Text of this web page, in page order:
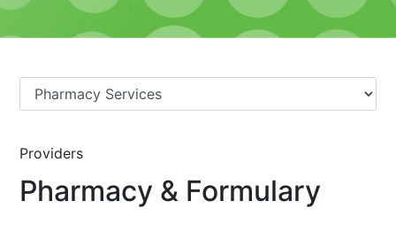
Providers
Pharmacy & Formulary